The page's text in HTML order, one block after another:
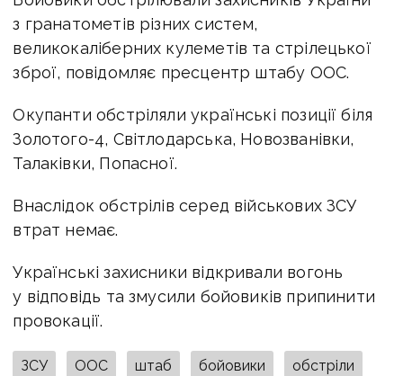
з гранатометів різних систем,
великокаліберних кулеметів та стрілецької
зброї, повідомляє пресцентр штабу ООС.
Окупанти обстріляли українські позиції біля
Золотого-4, Світлодарська, Новозванівки,
Талаківки, Попасної.
Внаслідок обстрілів серед військових ЗСУ
втрат немає.
Українські захисники відкривали вогонь
у відповідь та змусили бойовиків припинити
провокації.
ЗСУ ООС штаб бойовики обстріли